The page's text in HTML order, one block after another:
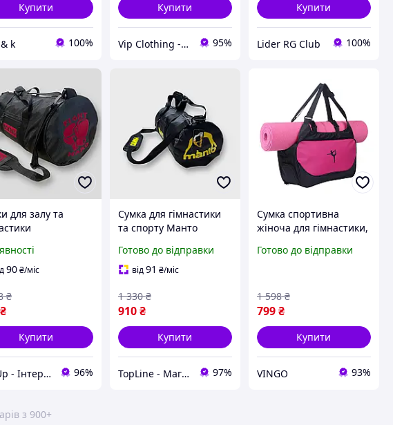
Купити
k 100%
Купити
Vip Clothing - Інтернет магазин брендового одягу 95%
Купити
Lider RG Club 100%
для залу та
Міцна
для спорту TGR
всесезон
90₴/міс
₴
₴
Купити
RevUp - Інтернет магазин стильних товарів 96%
Сумка для гімнастики
та спорту Манто
універсальна торба
тубус Manto Сумки
подорожей
Готово до відправки
від91 ₴/міс
910 ₴
1 330 ₴
Купити
TopLine - Магазин крутих товарів 97%
Сумка спортивна
жіноча для гімнастики,
йоги для дівчинки
Готово до відправки
799₴
1 598 ₴
Купити
VINGO 93%
з 900+